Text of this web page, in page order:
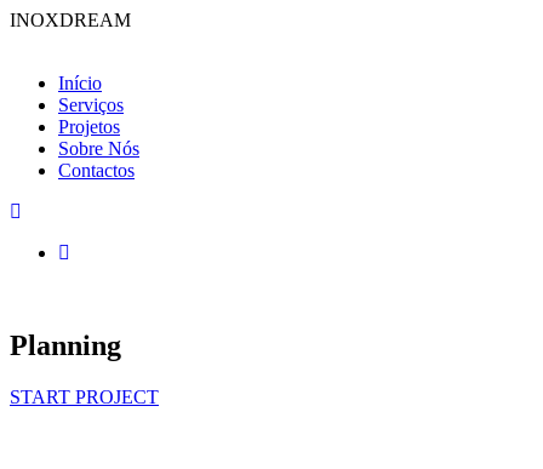
INOXDREAM
Início
Serviços
Projetos
Sobre Nós
Contactos
Planning
START PROJECT